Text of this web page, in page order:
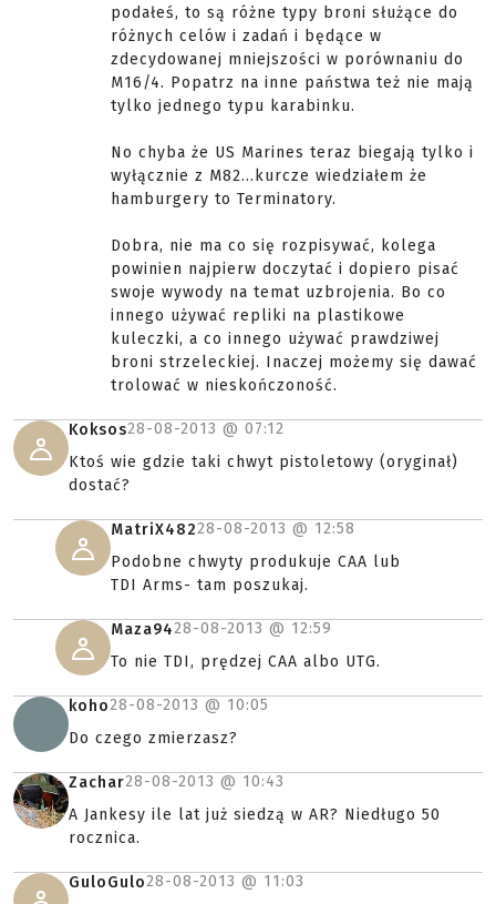
podałeś, to są różne typy broni służące do
różnych celów i zadań i będące w
zdecydowanej mniejszości w porównaniu do
M16/4. Popatrz na inne państwa też nie mają
tylko jednego typu karabinku.
No chyba że US Marines teraz biegają tylko i
wyłącznie z M82...kurcze wiedziałem że
hamburgery to Terminatory.
Dobra, nie ma co się rozpisywać, kolega
powinien najpierw doczytać i dopiero pisać
swoje wywody na temat uzbrojenia. Bo co
innego używać repliki na plastikowe
kuleczki, a co innego używać prawdziwej
broni strzeleckiej. Inaczej możemy się dawać
trolować w nieskończoność.
Koksos28-08-2013 @ 07:12
Ktoś wie gdzie taki chwyt pistoletowy (oryginał)
dostać?
MatriX48228-08-2013 @ 12:58
Podobne chwyty produkuje CAA lub
TDI Arms- tam poszukaj.
Maza9428-08-2013 @ 12:59
To nie TDI, prędzej CAA albo UTG.
koho28-08-2013 @ 10:05
Do czego zmierzasz?
Zachar28-08-2013 @ 10:43
A Jankesy ile lat już siedzą w AR? Niedługo 50
rocznica.
GuloGulo28-08-2013 @ 11:03